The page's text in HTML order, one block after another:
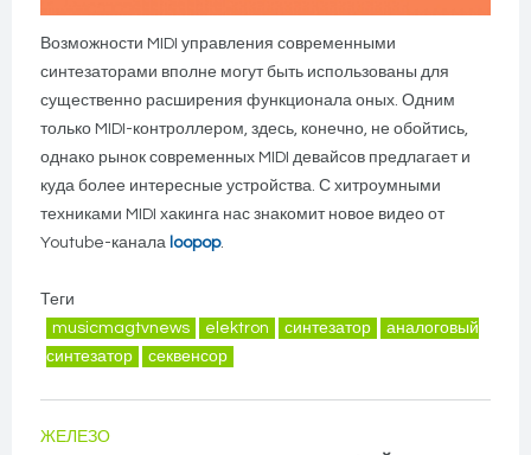
Возможности MIDI управления современными
синтезаторами вполне могут быть использованы для
существенно расширения функционала оных. Одним
только MIDI-контроллером, здесь, конечно, не обойтись,
однако рынок современных MIDI девайсов предлагает и
куда более интересные устройства. С хитроумными
техниками MIDI хакинга нас знакомит новое видео от
Youtube-канала loopop.
Теги
musicmagtvnews
elektron синтезатор
аналоговый
синтезатор
секвенсор
ЖЕЛЕЗО